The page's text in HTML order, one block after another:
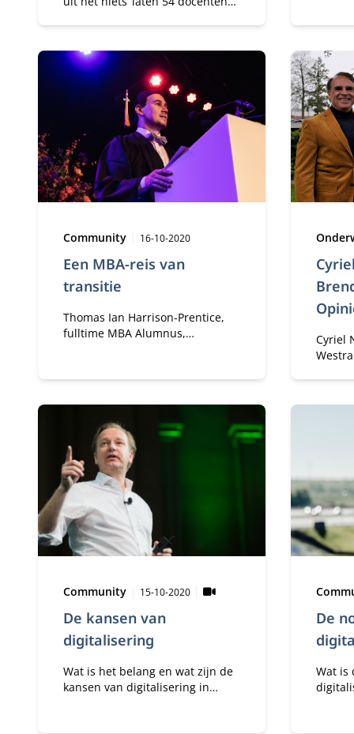
hun licht schijnen op deze
pandemie.
alleen
om bij
plaats
Een MBA-reis van
transitie
Type:
Community Publicatiedatum:
16-10-2020
Thomas Ian Harrison-Prentice,
fulltime MBA Alumnus,
die hij heeft opgedaan bij
Type:
Cyriel
in zijn
De kansen van
digitalisering
Type:
Community Publicatiedatum:
15-10-2020
Wat is het belang en wat zijn de
kansen van digitalisering in
De
Type:
Wat is